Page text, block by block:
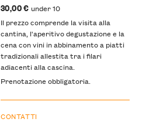
30,00 € under 10
Il prezzo comprende la visita alla
cantina, l'aperitivo degustazione e la
cena con vini in abbinamento a piatti
tradizionali allestita tra i filari
adiacenti alla cascina.
Prenotazione obbligatoria.
CONTATTI